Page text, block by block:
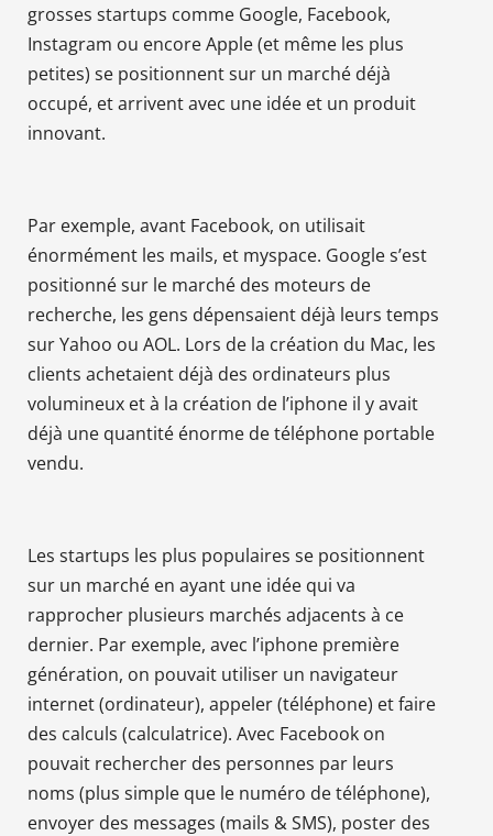
grosses startups comme Google, Facebook,
Instagram ou encore Apple (et même les plus
petites) se positionnent sur un marché déjà
occupé, et arrivent avec une idée et un produit
innovant.
Par exemple, avant Facebook, on utilisait
énormément les mails, et myspace. Google s’est
positionné sur le marché des moteurs de
recherche, les gens dépensaient déjà leurs temps
sur Yahoo ou AOL. Lors de la création du Mac, les
clients achetaient déjà des ordinateurs plus
volumineux et à la création de l’iphone il y avait
déjà une quantité énorme de téléphone portable
vendu.
Les startups les plus populaires se positionnent
sur un marché en ayant une idée qui va
rapprocher plusieurs marchés adjacents à ce
dernier. Par exemple, avec l’iphone première
génération, on pouvait utiliser un navigateur
internet (ordinateur), appeler (téléphone) et faire
des calculs (calculatrice). Avec Facebook on
pouvait rechercher des personnes par leurs
noms (plus simple que le numéro de téléphone),
envoyer des messages (mails & SMS), poster des